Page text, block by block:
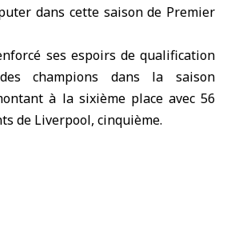
dans cette saison de Premier
ses espoirs de qualification
champions dans la saison
à la sixième place avec 56
de Liverpool, cinquième.